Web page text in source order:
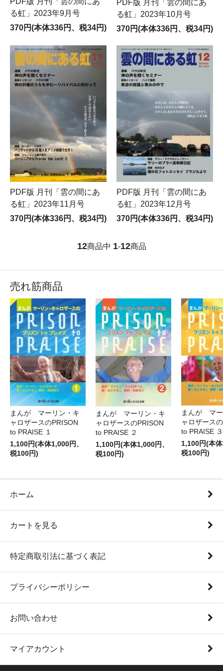
る虹」2023年9月号
370円(本体336円、税34円)
PDF版 月刊「雲の間にあ
る虹」2023年10月号
370円(本体336円、税34円)
PDF版 月刊「雲の間にあ
る虹」2023年11月号
370円(本体336円、税34円)
PDF版 月刊「雲の間にあ
る虹」2023年12月号
370円(本体336円、税34円)
12商品中 1-12商品
売れ筋商品
まんが マーリン・キ
ャロザースのPRISON
to PRAISE １
1,100円(本体1,000円、
税100円)
まんが マーリン・キ
ャロザースのPRISON
to PRAISE ２
1,100円(本体1,000円、
税100円)
まんが マ
ャロザース
to PRAISE ３
1,100円(本
税100円)
ホーム
カートを見る
特定商取引法に基づく表記
プライバシーポリシー
お問い合わせ
マイアカウント